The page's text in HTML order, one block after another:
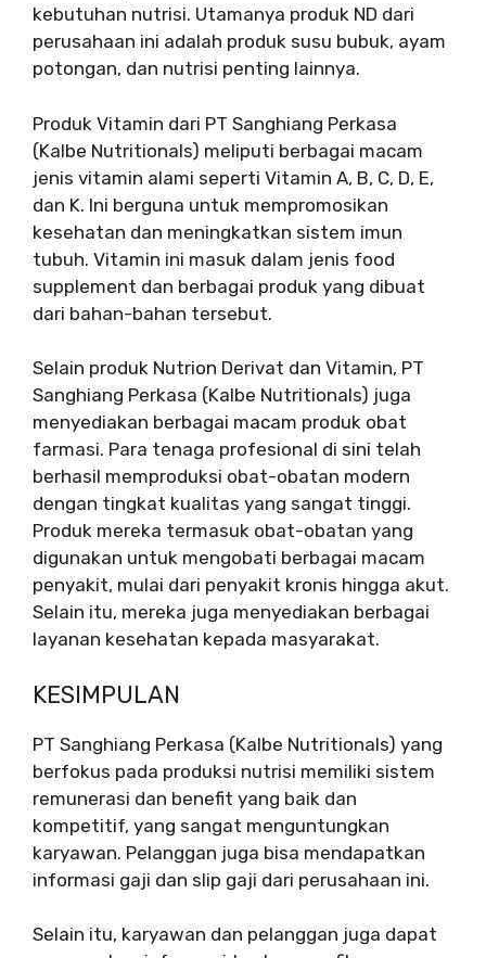
kebutuhan nutrisi. Utamanya produk ND dari
perusahaan ini adalah produk susu bubuk, ayam
potongan, dan nutrisi penting lainnya.
Produk Vitamin dari PT Sanghiang Perkasa
(Kalbe Nutritionals) meliputi berbagai macam
jenis vitamin alami seperti Vitamin A, B, C, D, E,
dan K. Ini berguna untuk mempromosikan
kesehatan dan meningkatkan sistem imun
tubuh. Vitamin ini masuk dalam jenis food
supplement dan berbagai produk yang dibuat
dari bahan-bahan tersebut.
Selain produk Nutrion Derivat dan Vitamin, PT
Sanghiang Perkasa (Kalbe Nutritionals) juga
menyediakan berbagai macam produk obat
farmasi. Para tenaga profesional di sini telah
berhasil memproduksi obat-obatan modern
dengan tingkat kualitas yang sangat tinggi.
Produk mereka termasuk obat-obatan yang
digunakan untuk mengobati berbagai macam
penyakit, mulai dari penyakit kronis hingga akut.
Selain itu, mereka juga menyediakan berbagai
layanan kesehatan kepada masyarakat.
KESIMPULAN
PT Sanghiang Perkasa (Kalbe Nutritionals) yang
berfokus pada produksi nutrisi memiliki sistem
remunerasi dan benefit yang baik dan
kompetitif, yang sangat menguntungkan
karyawan. Pelanggan juga bisa mendapatkan
informasi gaji dan slip gaji dari perusahaan ini.
Selain itu, karyawan dan pelanggan juga dapat